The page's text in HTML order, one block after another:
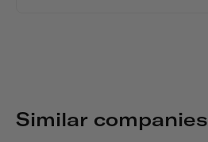
Similar companies